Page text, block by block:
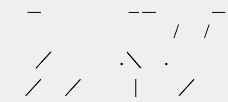
/ / ／
／ .＼ . /
／ ／ | ／